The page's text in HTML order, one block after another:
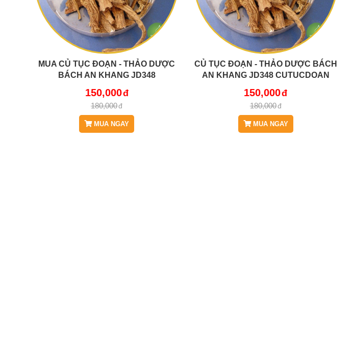
MUA CỦ TỤC ĐOẠN - THẢO DƯỢC
BÁCH AN KHANG JD348
150,000
180,000
MUA NGAY
CỦ TỤC ĐOẠN - THẢO DƯỢC BÁCH
AN KHANG JD348 CUTUCDOAN
150,000
180,000
MUA NGAY